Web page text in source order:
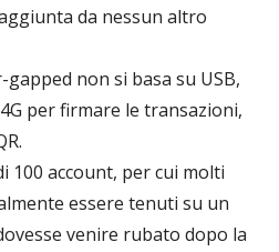
da nessun altro
non si basa su USB,
per firmare le transazioni,
100 account, per cui molti
essere tenuti su un
venire rubato dopo la